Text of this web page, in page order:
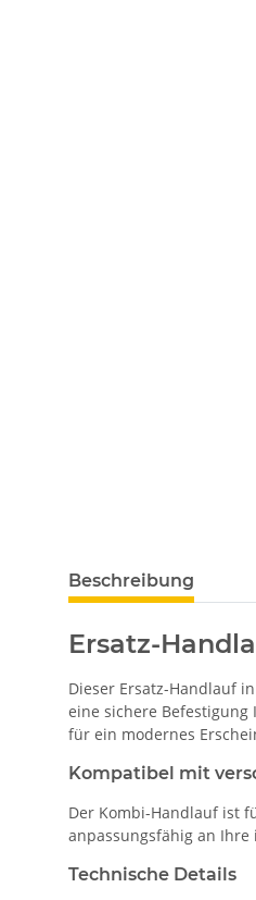
Beschreibung
Ersatz-
Dieser Ersatz-Handlauf
eine sichere
für ein modernes
Kompatibel mit
Der Kombi-Handlauf ist
anpassungsfähig an
Technische Details